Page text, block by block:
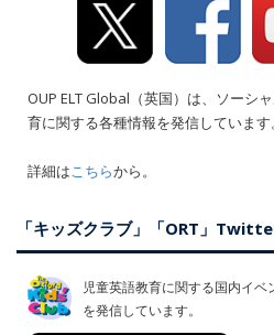
OUP ELT Global（英国）は、ソーシ
育に関する各種情報を発信しています。
詳細はこちらから。
「キッズクラブ」「ORT」
児童英語教育に関する国内イ
を発信しています。